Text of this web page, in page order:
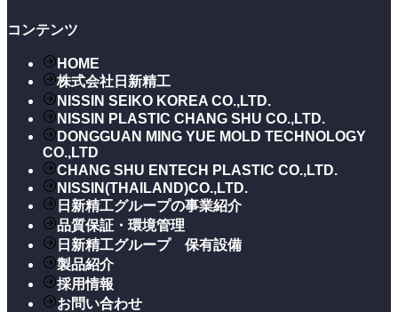
コンテンツ
HOME
株式会社日新精工
NISSIN SEIKO KOREA CO.,LTD.
NISSIN PLASTIC CHANG SHU CO.,LTD.
DONGGUAN MING YUE MOLD TECHNOLOGY
CO.,LTD
CHANG SHU ENTECH PLASTIC CO.,LTD.
NISSIN(THAILAND)CO.,LTD.
日新精工グループの事業紹介
品質保証・環境管理
日新精工グループ 保有設備
製品紹介
採用情報
お問い合わせ